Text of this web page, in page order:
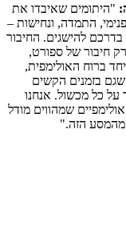
"היתומים שאיבדו את
התמדה, ונחישות –
להישגים. החיבור
רק חיבור של ספורט,
ברוח האולימפית,
בזמנים הקשים
על כל מכשול. אנחנו
שמהווים מודל
מהמסע הזה."